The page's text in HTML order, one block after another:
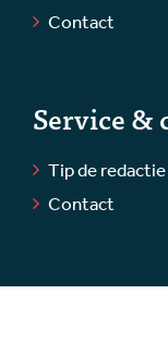
Contact
Service &
Tip de redactie
Contact